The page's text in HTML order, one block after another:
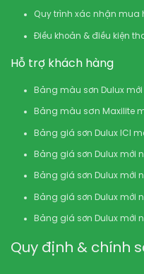
Quy trình xác nhận mua
Điều khoản & điều kiện
Hỗ trợ khách hàng
Bảng màu sơn Dulux mới
Bảng màu sơn Maxilite
Bảng giá sơn Dulux ICI
Bảng giá sơn Dulux mới
Bảng giá sơn Dulux mới
Bảng giá sơn Dulux mới
Bảng giá sơn Dulux mới
Quy định & chính